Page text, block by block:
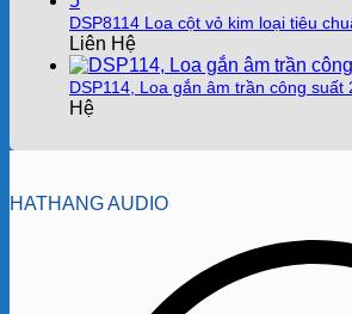
DSP8114 Loa cột vỏ kim loại tiêu
Liên Hệ
DSP114, Loa gắn âm trần công suất
Hệ
HATHANG AUDIO